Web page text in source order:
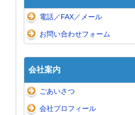
電話／FAX／メール
お問い合わせフォーム
会社案内
ごあいさつ
会社プロフィール